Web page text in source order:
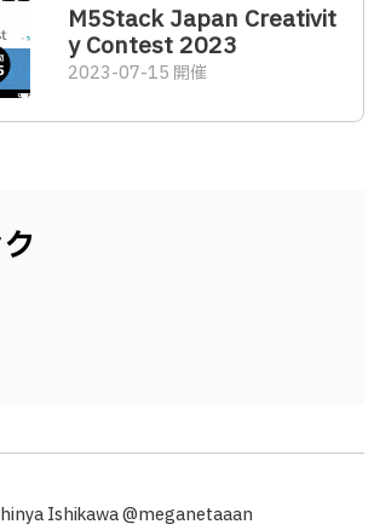
M5Stack Japan Creativit
y Contest 2023
2023-07-15 開催
Ishikawa @meganetaaan